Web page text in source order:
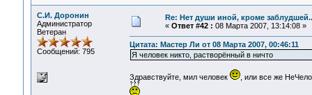
С.И. Доронин
Администратор
Ветеран
Сообщений: 795
Re: Нет души иной, кроме
« Ответ #42 : 08 Марта 2007, 13:14:08 »
Цитата: Мастер Ли от 08 Марта 2007, 00:46:11
Я человек никто, растворённый в ничто
Здравствуйте, мил человек , или все же